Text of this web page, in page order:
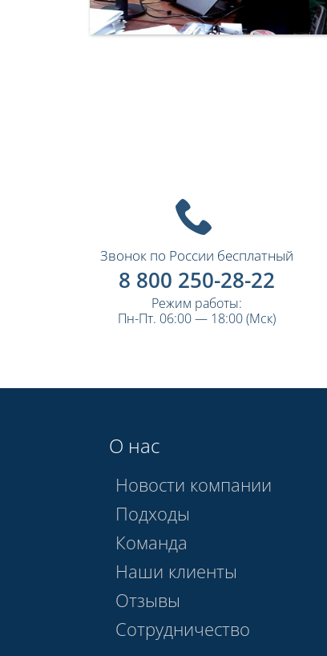
Звонок по России бесплатный
8 800 250-28-22
Режим работы:
Пн-Пт. 06:00 — 18:00 (Мск)
О нас
Новости компании
Подходы
Команда
Наши клиенты
Отзывы
Сотрудничество